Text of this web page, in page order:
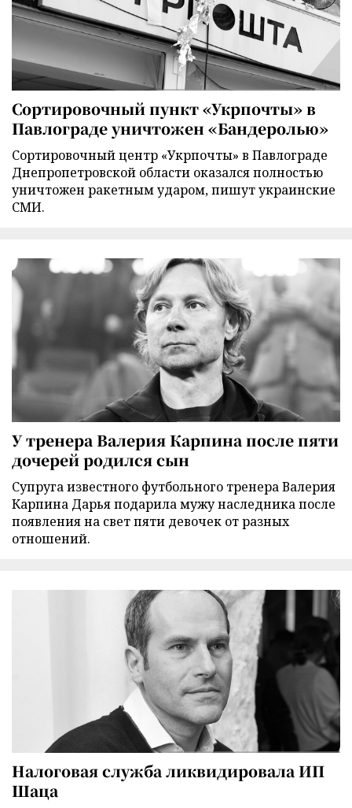
Сортировочный пункт «Укрпочты» в
Павлограде уничтожен «Бандеролью»
Сортировочный центр «Укрпочты» в Павлограде
Днепропетровской области оказался полностью
уничтожен ракетным ударом, пишут украинские
СМИ.
У тренера Валерия Карпина после пяти
дочерей родился сын
Супруга известного футбольного тренера Валерия
Карпина Дарья подарила мужу наследника после
появления на свет пяти девочек от разных
отношений.
Налоговая служба ликвидировала ИП
Шаца